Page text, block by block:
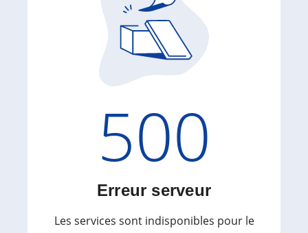
Code
500
Erreur serveur
Les services sont indisponibles pour le